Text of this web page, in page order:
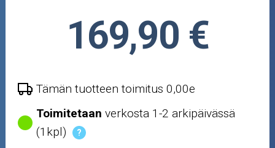
Outlet-tuotteet169,90 €
Tämän tuotteen toimitus 0,00e
Toimitetaan verkosta 1-2 arkipäivässä
(1kpl)
?